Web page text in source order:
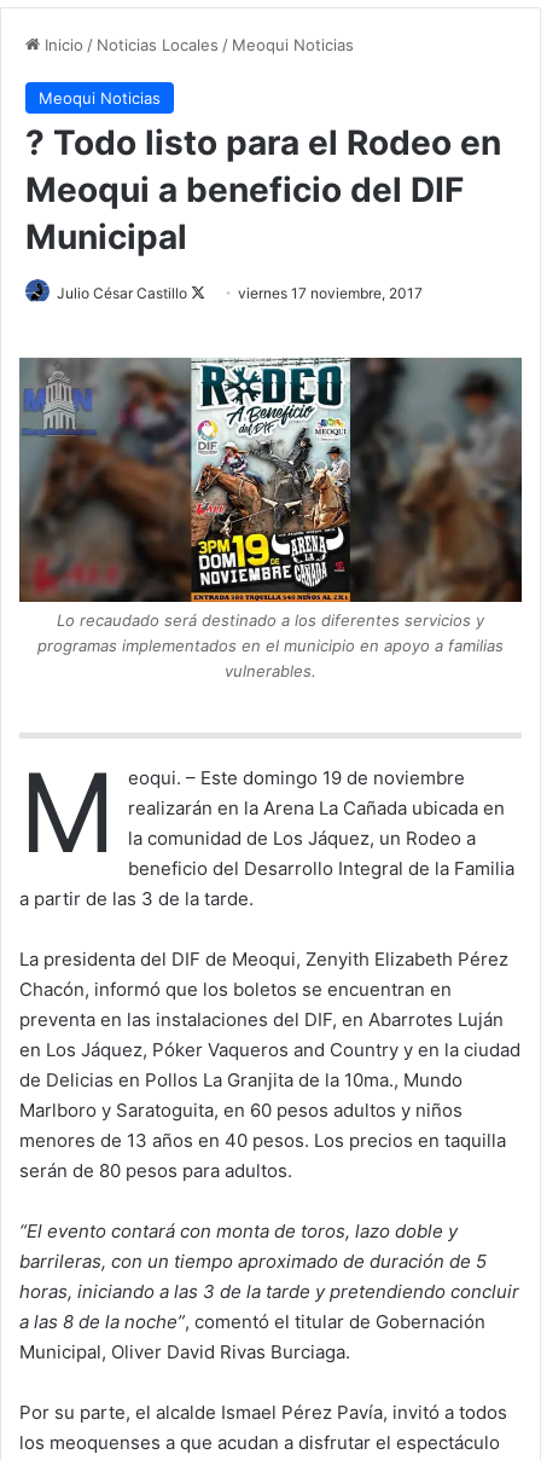
Inicio / Noticias Locales / Meoqui Noticias
Meoqui Noticias
? Todo listo para el Rodeo en
Meoqui a beneficio del DIF
Municipal
Julio César Castillo
o
w
o
n
X
viernes 17 noviembre, 2017
Lo recaudado será destinado a los diferentes servicios y
programas implementados en el municipio en apoyo a familias
vulnerables.
M
eoqui. – Este domingo 19 de noviembre
realizarán en la Arena La Cañada ubicada en
la comunidad de Los Jáquez, un Rodeo a
beneficio del Desarrollo Integral de la Familia
a partir de las 3 de la tarde.
La presidenta del DIF de Meoqui, Zenyith Elizabeth Pérez
Chacón, informó que los boletos se encuentran en
preventa en las instalaciones del DIF, en Abarrotes Luján
en Los Jáquez, Póker Vaqueros and Country y en la ciudad
de Delicias en Pollos La Granjita de la 10ma., Mundo
Marlboro y Saratoguita, en 60 pesos adultos y niños
menores de 13 años en 40 pesos. Los precios en taquilla
serán de 80 pesos para adultos.
“El evento contará con monta de toros, lazo doble y
barrileras, con un tiempo aproximado de duración de 5
horas, iniciando a las 3 de la tarde y pretendiendo concluir
a las 8 de la noche”, comentó el titular de Gobernación
Municipal, Oliver David Rivas Burciaga.
Por su parte, el alcalde Ismael Pérez Pavía, invitó a todos
los meoquenses a que acudan a disfrutar el espectáculo